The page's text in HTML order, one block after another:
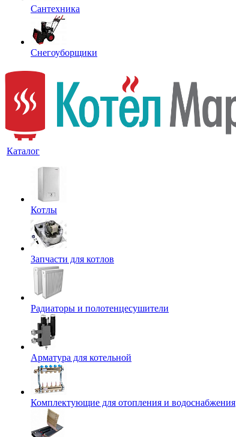
Сантехника
Снегоуборщики
Каталог
Котлы
Запчасти для котлов
Радиаторы и полотенцесушители
Арматура для котельной
Комплектующие для отопления и водоснабжения